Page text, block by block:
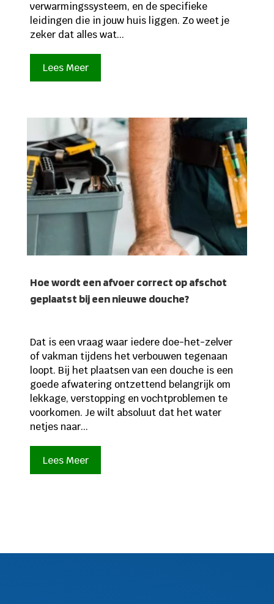
verwarmingssysteem, en de specifieke
leidingen die in jouw huis liggen. Zo weet je
zeker dat alles wat...
Lees Meer
Hoe wordt een afvoer correct op afschot
geplaatst bij een nieuwe douche?
Dat is een vraag waar iedere doe-het-zelver
of vakman tijdens het verbouwen tegenaan
loopt. Bij het plaatsen van een douche is een
goede afwatering ontzettend belangrijk om
lekkage, verstopping en vochtproblemen te
voorkomen. Je wilt absoluut dat het water
netjes naar...
Lees Meer